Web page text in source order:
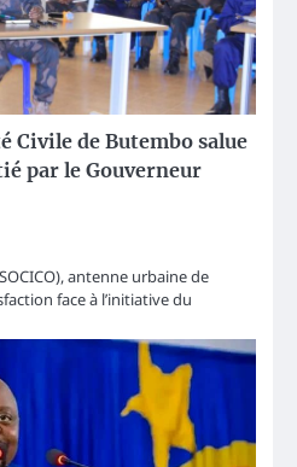
Civile de Butembo salue
par le Gouverneur
antenne urbaine de
face à l’initiative du